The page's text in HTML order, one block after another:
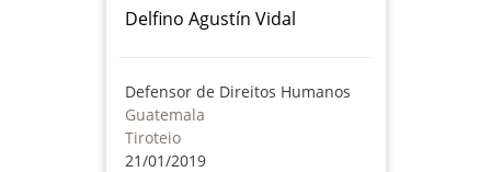
Delfino Agustín Vidal
Defensor de Direitos Humanos
Guatemala
Tiroteio
21/01/2019